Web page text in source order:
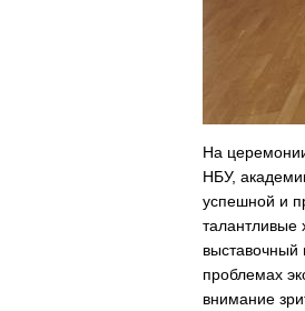
На
НБУ,
успешной и
талантливые
выставочный
проблемах
внимание